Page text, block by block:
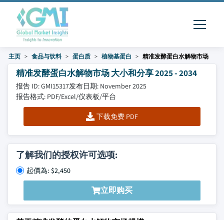
主页 食品与饮料 蛋白质 植物基蛋白 精准发酵蛋白水解物市场
精准发酵蛋白水解物市场 大小和分享 2025 - 2034
报告 ID: GMI15317发布日期: November 2025
报告格式: PDF/Excel/仪表板/平台
下载免费 PDF
了解我们的授权许可选项:
起價為: $2,450
立即购买